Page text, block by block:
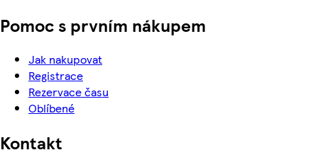
Pomoc s prvním nákupem
Jak nakupovat
Registrace
Rezervace času
Oblíbené
Kontakt